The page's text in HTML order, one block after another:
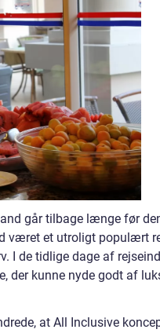
går tilbage længe før
været et utroligt populært
I de tidlige dage af
der kunne nyde godt af
at All Inclusive